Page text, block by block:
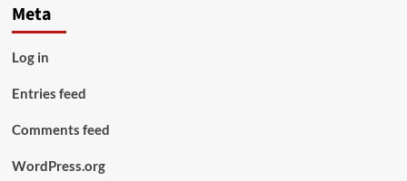
Meta
Log in
Entries feed
Comments feed
WordPress.org